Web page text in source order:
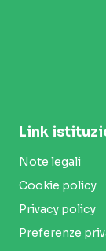
Link
Note legali
Cookie policy
Privacy policy
Preferenze